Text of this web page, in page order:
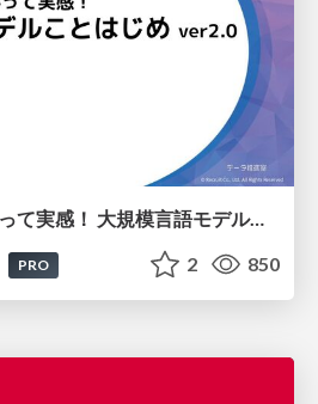
つくって納得、つかって実感！ 大規模言語モデルことはじめ ver2.0
PRO 2 850